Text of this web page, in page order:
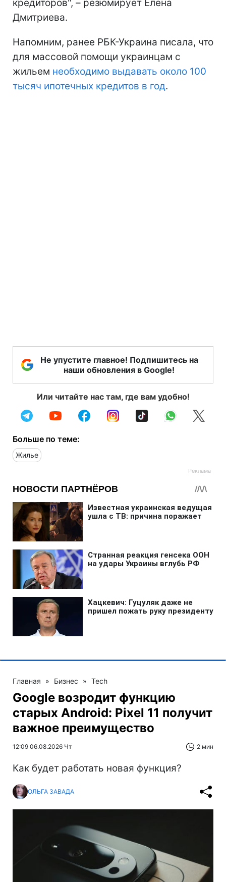
кредиторов", – резюмирует Елена
Дмитриева.
Напомним, ранее РБК-Украина писала, что
для массовой помощи украинцам с
жильем необходимо выдавать около 100
тысяч ипотечных кредитов в год.
Не упустите главное! Подпишитесь на
наши обновления в Google!
Или читайте нас там, где вам удобно!
Больше по теме:
Жилье
Главная » Бизнес » Tech
Google возродит функцию
старых Android: Pixel 11 получит
важное преимущество
12:09 06.08.2026 Чт 2 мин
Как будет работать новая функция?
ОЛЬГА ЗАВАДА